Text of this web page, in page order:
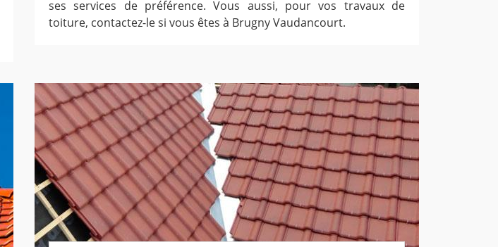
ses services de préférence. Vous aussi, pour vos travaux de
toiture, contactez-le si vous êtes à Brugny Vaudancourt.